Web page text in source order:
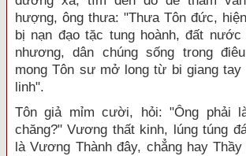
hượng, ông thưa: "Thưa Tôn đức,
bị nạn đạo tặc tung hoành, đất nước
nhương, dân chúng sống trong
mong Tôn sư mở long từ bi giang
linh".
Tôn giả mỉm cười, hỏi: "Ông phải
chăng?" Vương thất kinh, lúng túng
là Vương Thành đây, chẳng hay